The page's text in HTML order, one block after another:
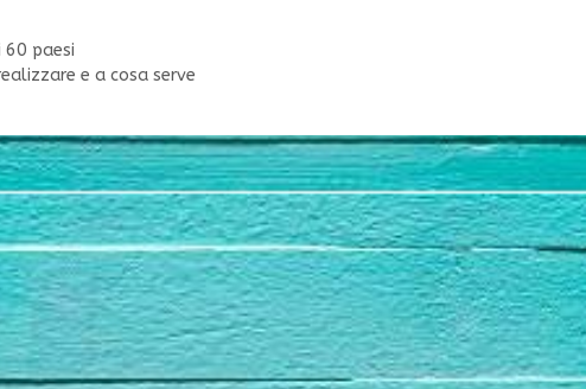
paesi
e a cosa serve